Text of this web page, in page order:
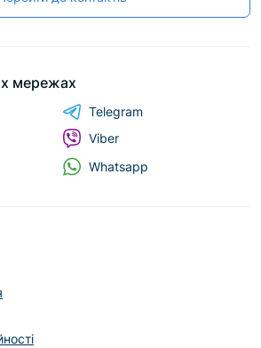
мережах
Telegram
Viber
Whatsapp